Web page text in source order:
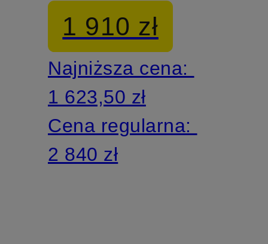
1 910 zł
Najniższa cena:
1 623,50 zł
Cena regularna:
2 840 zł